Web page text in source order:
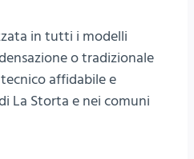
in tutti i modelli
o tradizionale
affidabile e
La Storta e nei comuni